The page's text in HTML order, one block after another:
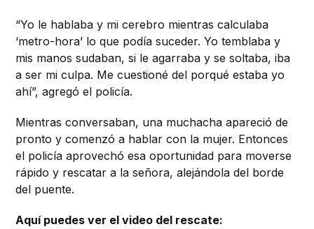
“Yo le hablaba y mi cerebro mientras calculaba
‘metro-hora’ lo que podía suceder. Yo temblaba y
mis manos sudaban, si le agarraba y se soltaba, iba
a ser mi culpa. Me cuestioné del porqué estaba yo
ahí”, agregó el policía.
Mientras conversaban, una muchacha apareció de
pronto y comenzó a hablar con la mujer. Entonces
el policía aprovechó esa oportunidad para moverse
rápido y rescatar a la señora, alejándola del borde
del puente.
Aquí puedes ver el video del rescate: